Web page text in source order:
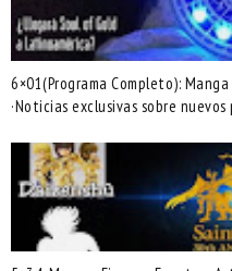
6×01(Programa Completo): Manga
·Noticias exclusivas sobre